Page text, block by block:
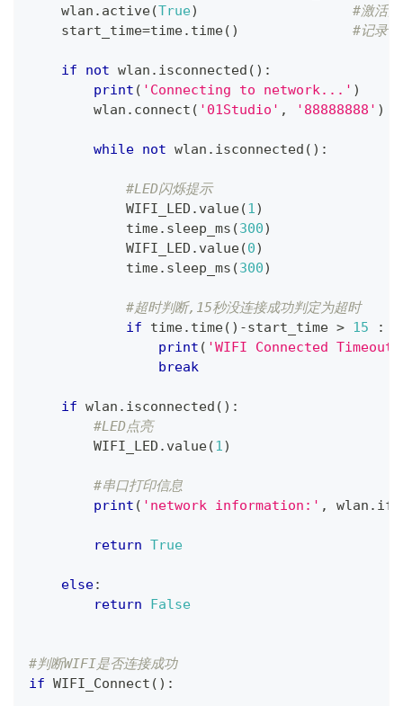
    wlan
. active(True)
#激活
    start_time
=time. time( ) #记录
if not wlan . isconnected ( ) :
print ( 'Connecting to network...' )
        wlan
. connect ( '01Studio' , '88888888' )
while not wlan . isconnected ( ) :
#LED闪烁提示
            WIFI_LED
. value(1)
            time
. sleep_ms (300)
            WIFI_LED
. value(0)
            time
. sleep_ms (300)
#超时判断,15秒没连接成功判定为超时
if time. time( ) -start_time > 15
:
print ( 'WIFI Connected
break
if wlan . isconnected ( ) :
#LED点亮
        WIFI_LED
. value(1)
#串口打印信息
print ( 'network information:' , wlan .
return True
else:
return
False
#判断WIFI是否连接成功
if WIFI_Connect ( ) :